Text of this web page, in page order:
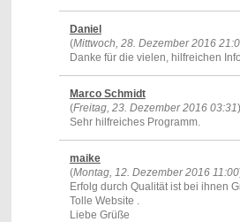
Daniel
(Mittwoch, 28. Dezember 2016
Danke für die vielen, hilfreichen
Marco Schmidt
(Freitag, 23. Dezember 2016 03:31)
Sehr hilfreiches Programm.
maike
(Montag, 12. Dezember 2016 11:00
Erfolg durch Qualität ist bei ihnen
Tolle Website .
Liebe Grüße